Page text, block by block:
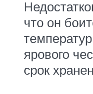
что он
ярового
срок